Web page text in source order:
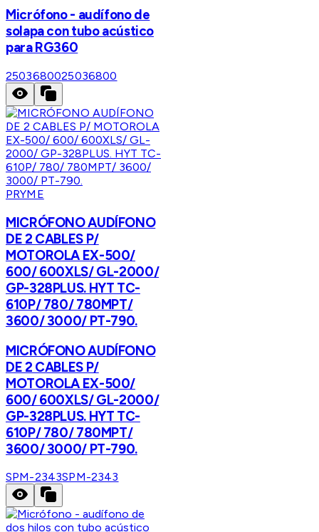
Micrófono - audífono de
solapa con tubo acústico
para RG360
2503680025036800
PRYME
MICRÓFONO AUDÍFONO
DE 2 CABLES P/
MOTOROLA EX-500/
600/ 600XLS/ GL-2000/
GP-328PLUS. HYT TC-
610P/ 780/ 780MPT/
3600/ 3000/ PT-790.
MICRÓFONO AUDÍFONO
DE 2 CABLES P/
MOTOROLA EX-500/
600/ 600XLS/ GL-2000/
GP-328PLUS. HYT TC-
610P/ 780/ 780MPT/
3600/ 3000/ PT-790.
SPM-2343SPM-2343